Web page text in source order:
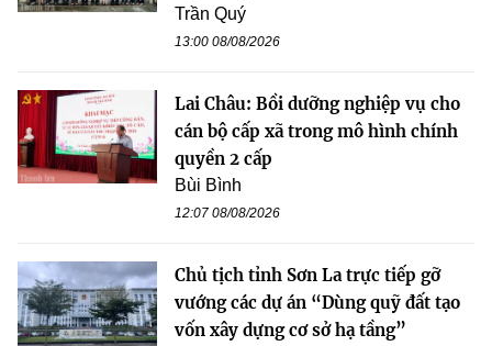
Trần Quý
13:00 08/08/2026
Lai Châu: Bồi dưỡng nghiệp vụ cho
cán bộ cấp xã trong mô hình chính
quyền 2 cấp
Bùi Bình
12:07 08/08/2026
Chủ tịch tỉnh Sơn La trực tiếp gỡ
vướng các dự án “Dùng quỹ đất tạo
vốn xây dựng cơ sở hạ tầng”